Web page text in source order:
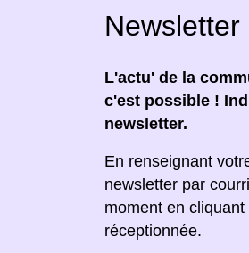
Newsletter
L'actu' de la
c'est possible !
newsletter.
En renseignant
newsletter par
moment en
réceptionnée.